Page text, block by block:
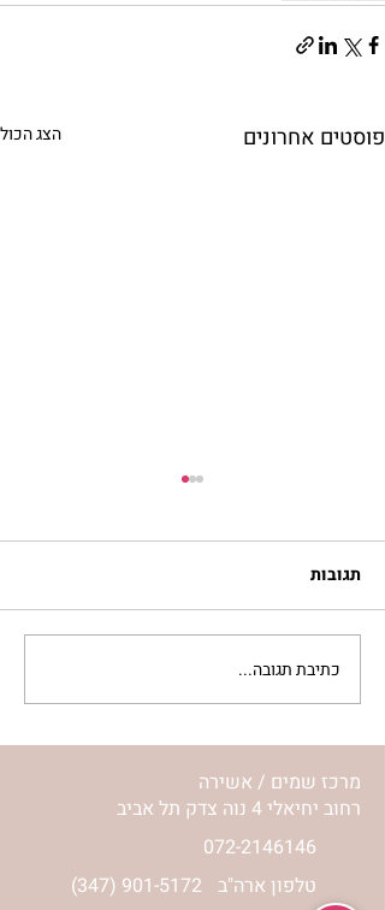
פוסטים אחרונים הצג הכול
ראיון בתכנית מסע של חני
ליפשיץ קטמנדו, עם נורית
אילון הירש, התשובה
והמסע
תגובות
כתיבת תגובה...
מרכז שמים / אשירה
רחוב יחיאלי 4 נוה צדק תל אביב
072-2146146
(347) 901-5172 טלפון ארה"ב